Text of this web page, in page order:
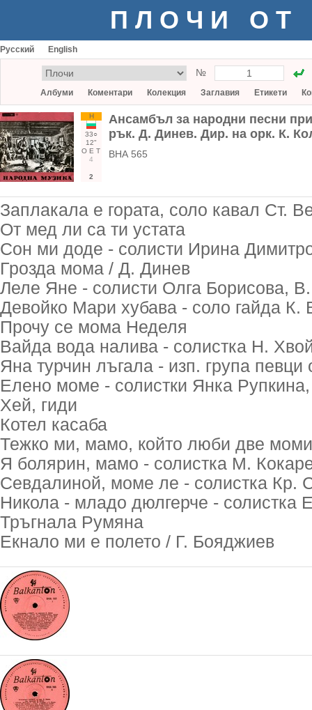
ПЛОЧИ ОТ
Русский English
№
Албуми Коментари Колекция Заглавия Етикети
Н
33○
12"
О Е Т
4
2
Ансамбъл за народни песни
рък. Д. Динев. Дир. на орк. К.
ВНА 565
Заплакала е гората, соло кавал Ст.
От мед ли са ти устата
Сон ми доде - солисти Ирина
Грозда мома / Д. Динев
Леле Яне - солисти Олга Борисова,
Девойко Мари хубава - соло гайда К.
Прочу се мома Неделя
Вайда вода налива - солистка Н.
Яна турчин лъгала - изп. група певци
Елено моме - солистки Янка
Хей, гиди
Котел касаба
Тежко ми, мамо, който люби две
Я болярин, мамо - солистка М.
Севдалиной, моме ле - солистка Кр.
Никола - младо дюлгерче - солистка
Тръгнала Румяна
Екнало ми е полето / Г. Бояджиев